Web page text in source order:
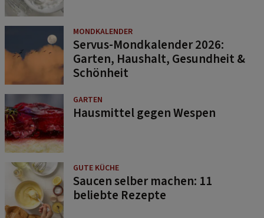
MONDKALENDER
Servus-Mondkalender 2026:
Garten, Haushalt, Gesundheit &
Schönheit
GARTEN
Hausmittel gegen Wespen
GUTE KÜCHE
Saucen selber machen: 11
beliebte Rezepte